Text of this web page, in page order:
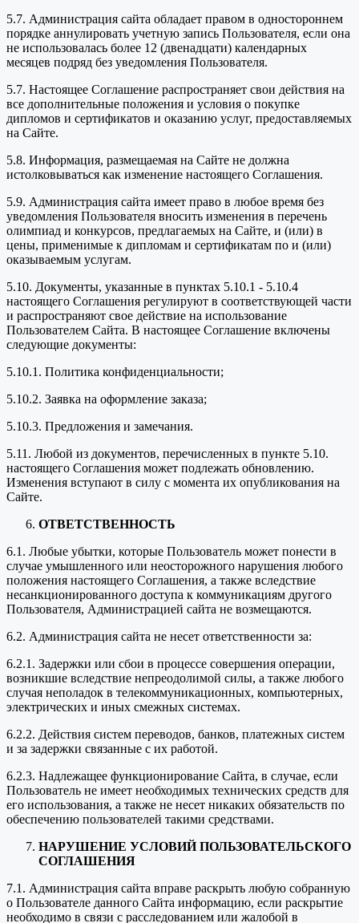
5.7. Администрация сайта обладает правом в одностороннем
порядке аннулировать учетную запись Пользователя, если она
не использовалась более 12 (двенадцати) календарных
месяцев подряд без уведомления Пользователя.
5.7. Настоящее Соглашение распространяет свои действия на
все дополнительные положения и условия о покупке
дипломов и сертификатов и оказанию услуг, предоставляемых
на Сайте.
5.8. Информация, размещаемая на Сайте не должна
истолковываться как изменение настоящего Соглашения.
5.9. Администрация сайта имеет право в любое время без
уведомления Пользователя вносить изменения в перечень
олимпиад и конкурсов, предлагаемых на Сайте, и (или) в
цены, применимые к дипломам и сертификатам по и (или)
оказываемым услугам.
5.10. Документы, указанные в пунктах 5.10.1 - 5.10.4
настоящего Соглашения регулируют в соответствующей части
и распространяют свое действие на использование
Пользователем Сайта. В настоящее Соглашение включены
следующие документы:
5.10.1. Политика конфиденциальности;
5.10.2. Заявка на оформление заказа;
5.10.3. Предложения и замечания.
5.11. Любой из документов, перечисленных в пункте 5.10.
настоящего Соглашения может подлежать обновлению.
Изменения вступают в силу с момента их опубликования на
Сайте.
ОТВЕТСТВЕННОСТЬ
6.1. Любые убытки, которые Пользователь может понести в
случае умышленного или неосторожного нарушения любого
положения настоящего Соглашения, а также вследствие
несанкционированного доступа к коммуникациям другого
Пользователя, Администрацией сайта не возмещаются.
6.2. Администрация сайта не несет ответственности за:
6.2.1. Задержки или сбои в процессе совершения операции,
возникшие вследствие непреодолимой силы, а также любого
случая неполадок в телекоммуникационных, компьютерных,
электрических и иных смежных системах.
6.2.2. Действия систем переводов, банков, платежных систем
и за задержки связанные с их работой.
6.2.3. Надлежащее функционирование Сайта, в случае, если
Пользователь не имеет необходимых технических средств для
его использования, а также не несет никаких обязательств по
обеспечению пользователей такими средствами.
НАРУШЕНИЕ УСЛОВИЙ ПОЛЬЗОВАТЕЛЬСКОГО
СОГЛАШЕНИЯ
7.1. Администрация сайта вправе раскрыть любую собранную
о Пользователе данного Сайта информацию, если раскрытие
необходимо в связи с расследованием или жалобой в